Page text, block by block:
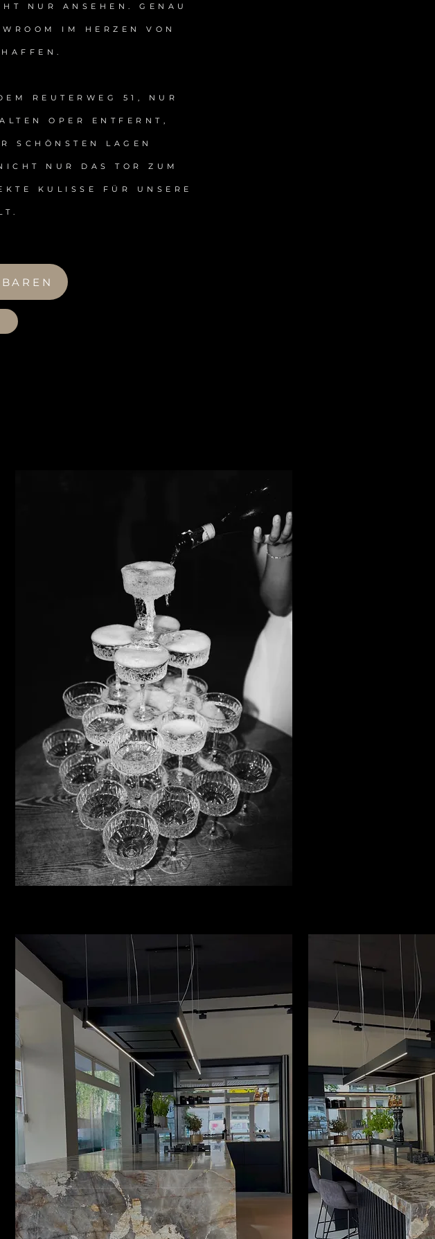
NUR ANSEHEN. GENAU
IM HERZEN VON
REUTERWEG 51, NUR
OPER ENTFERNT,
SCHÖNSTEN LAGEN
NUR DAS TOR ZUM
KULISSE FÜR UNSERE